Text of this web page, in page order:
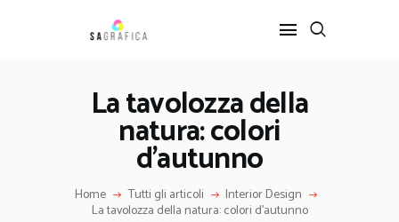
La tavolozza della
natura: colori
d’autunno
Home Tutti gli articoli Interior Design
La tavolozza della natura: colori d’autunno
HOME
GRAFICA
INTERIOR DESIGN